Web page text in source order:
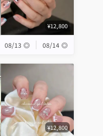
¥12,800
08/13 ◎ 08/14 ◎
¥12,800